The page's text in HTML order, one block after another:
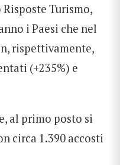
Turismo,
i Paesi che nel
rispettivamente,
(+235%) e
al primo posto si
circa 1.390 accosti